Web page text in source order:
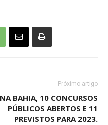
Próximo artigo
NA BAHIA, 10 CONCURSOS
PÚBLICOS ABERTOS E 11
PREVISTOS PARA 2023.